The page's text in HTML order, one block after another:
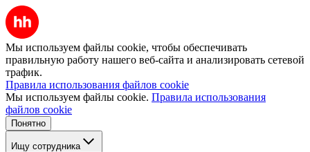
Мы используем файлы cookie, чтобы обеспечивать
правильную работу нашего веб-сайта и анализировать сетевой
трафик.
Правила использования файлов cookie
Мы используем файлы cookie. Правила использования
файлов cookie
Понятно
Ищу сотрудника